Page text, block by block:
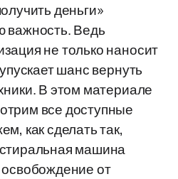
деньги»
важность. Ведь
не только наносит
шанс вернуть
В этом материале
все доступные
как сделать так,
машина
от